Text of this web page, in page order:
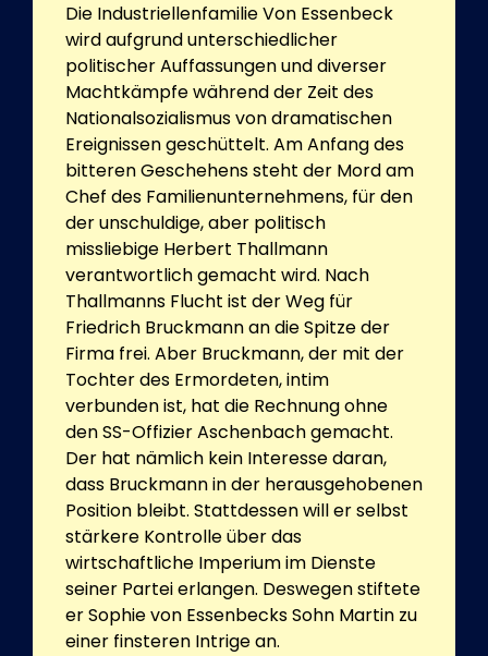
Die Industriellenfamilie Von Essenbeck
wird aufgrund unterschiedlicher
politischer Auffassungen und diverser
Machtkämpfe während der Zeit des
Nationalsozialismus von dramatischen
Ereignissen geschüttelt. Am Anfang des
bitteren Geschehens steht der Mord am
Chef des Familienunternehmens, für den
der unschuldige, aber politisch
missliebige Herbert Thallmann
verantwortlich gemacht wird. Nach
Thallmanns Flucht ist der Weg für
Friedrich Bruckmann an die Spitze der
Firma frei. Aber Bruckmann, der mit der
Tochter des Ermordeten, intim
verbunden ist, hat die Rechnung ohne
den SS-Offizier Aschenbach gemacht.
Der hat nämlich kein Interesse daran,
dass Bruckmann in der herausgehobenen
Position bleibt. Stattdessen will er selbst
stärkere Kontrolle über das
wirtschaftliche Imperium im Dienste
seiner Partei erlangen. Deswegen stiftete
er Sophie von Essenbecks Sohn Martin zu
einer finsteren Intrige an.